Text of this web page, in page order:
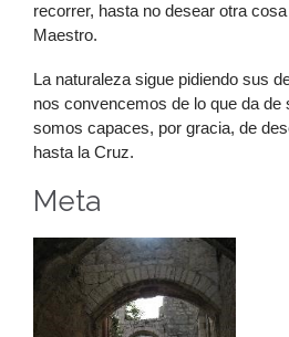
recorrer, hasta no desear otra
Maestro.
La naturaleza sigue pidiendo sus
nos convencemos de lo que da
somos capaces, por gracia, de
hasta la Cruz.
Meta